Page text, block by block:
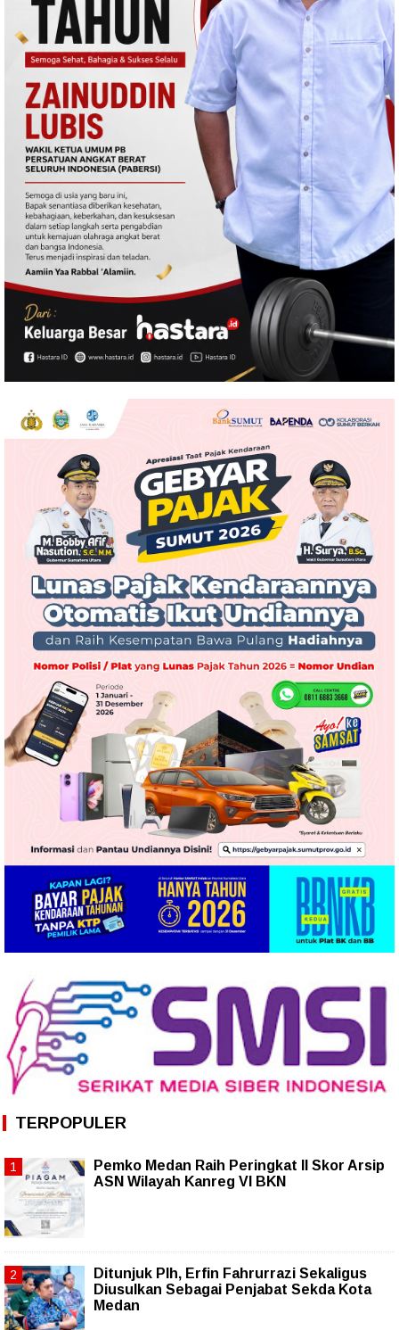
TERPOPULER
Pemko Medan Raih Peringkat II Skor Arsip
ASN Wilayah Kanreg VI BKN
Ditunjuk Plh, Erfin Fahrurrazi Sekaligus
Diusulkan Sebagai Penjabat Sekda Kota
Medan